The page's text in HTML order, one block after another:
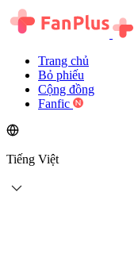
Trang chủ
Bỏ phiếu
Cộng đồng
Fanfic
Tiếng Việt